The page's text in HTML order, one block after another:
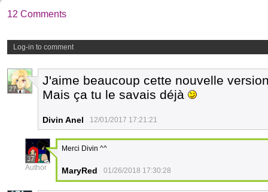
12 Comments
Log-in to comment
27
J'aime beaucoup cette nouvelle
Mais ça tu le savais déjà
Divin Anel 12/01/2017 17:21:21
37
Author
Merci Divin ^^
MaryRed 01/26/2018 17:30:28